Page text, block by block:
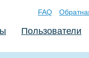
FAQ
Пользователи